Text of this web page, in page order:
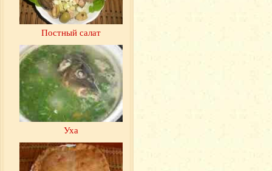
Постный салат
Уха